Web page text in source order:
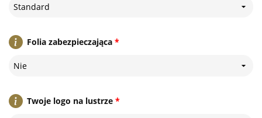
Standard
*
Folia zabezpieczająca
Nie
*
Twoje logo na lustrze